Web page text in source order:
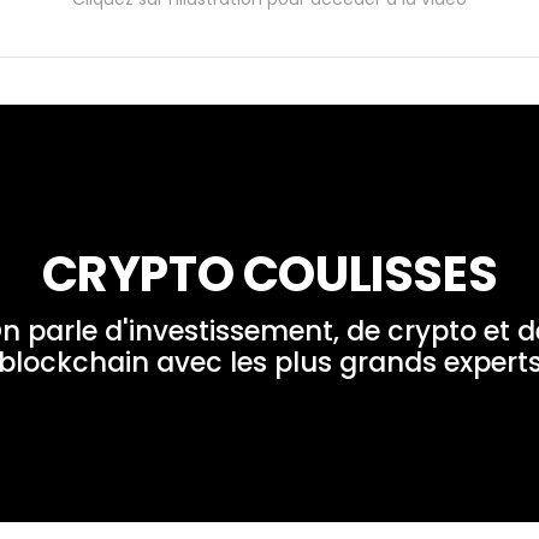
CRYPTO COULISSES
parle d'investissement, de crypto et
avec les plus grands